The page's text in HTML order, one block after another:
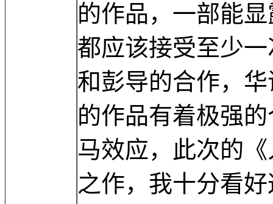
的作品，一部能
都应该接受至少
和彭导的合作，
的作品有着极强
马效应，此次的
之作，我十分看